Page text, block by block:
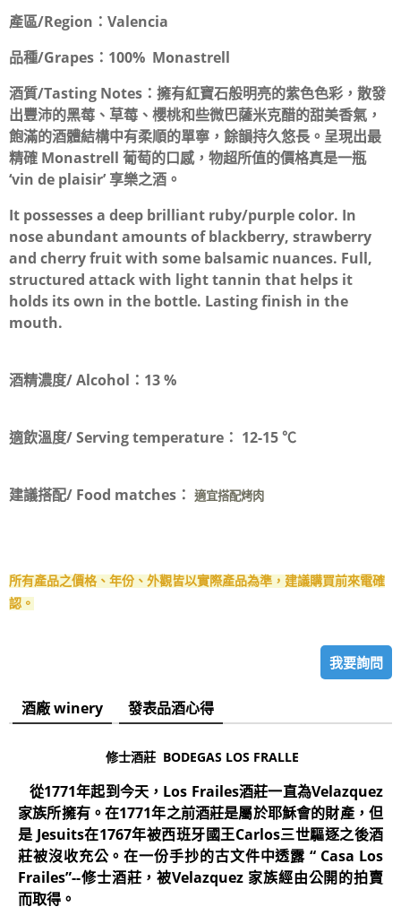
產區/Region： Valencia
品種/Grapes： 100% Monastrell
酒質/Tasting Notes： 擁有紅寶石般明亮的紫色色彩，散發
出豐沛的黑莓、草莓、櫻桃和些微巴薩米克醋的甜美香氣，
飽滿的酒體結構中有柔順的單寧，餘韻持久悠長。呈現出最
精確 Monastrell 葡萄的口感，物超所值的價格真是一瓶
‘vin de plaisir’ 享樂之酒。
It possesses a deep brilliant ruby/purple color. In
nose abundant amounts of blackberry, strawberry
and cherry fruit with some balsamic nuances. Full,
structured attack with light tannin that helps it
holds its own in the bottle. Lasting finish in the
mouth.
酒精濃度/ Alcohol： 13 %
適飲溫度/ Serving temperature： 12-15 ℃
建議搭配/ Food matches： 適宜搭配烤肉
所有產品之價格、年份、外觀皆以實際產品為準，建議購買前來電確
認。
我要詢問
酒廠 winery 發表品酒心得
修士酒莊 BODEGAS LOS FRALLE
從1771年起到今天，Los Frailes酒莊一直為Velazquez
家族所擁有。在1771年之前酒莊是屬於耶穌會的財產，但
是 Jesuits在1767年被西班牙國王Carlos三世驅逐之後酒
莊被沒收充公。在一份手抄的古文件中透露 “ Casa Los
Frailes”--修士酒莊，被Velazquez 家族經由公開的拍賣
而取得。